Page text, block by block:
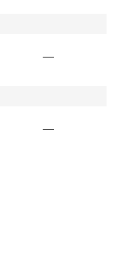
—
—